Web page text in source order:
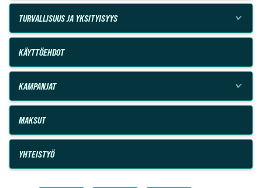
TURVALLISUUS JA YKSITYISYYS
KÄYTTÖEHDOT
KAMPANJAT
MAKSUT
YHTEISTYÖ